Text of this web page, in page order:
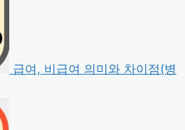
급여, 비급여 의미와 차이점(병